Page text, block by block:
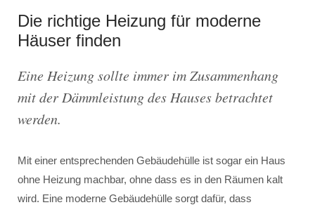
Die richtige Heizung für moderne
Häuser finden
Eine Heizung sollte immer im Zusammenhang
mit der Dämmleistung des Hauses betrachtet
werden.
Mit einer entsprechenden Gebäudehülle ist sogar ein Haus
ohne Heizung machbar, ohne dass es in den Räumen kalt
wird. Eine moderne Gebäudehülle sorgt dafür, dass